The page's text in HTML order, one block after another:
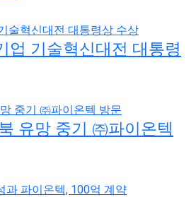
업 기술혁신대전 대통령
유망 중기 ㈜파이온텍